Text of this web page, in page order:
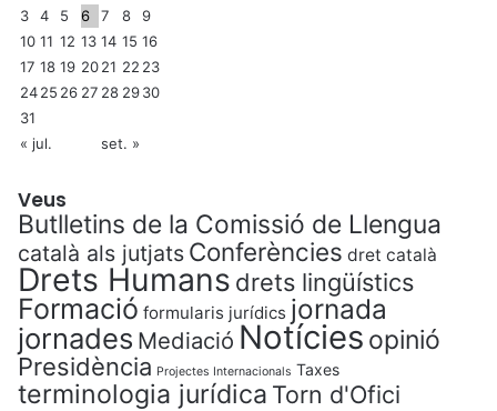
3
4 5 6 7 8
9
10 11 12 13 14 15 16
17 18 19 2021 22 23
2425 26 27 28 2930
31
« jul.
set. »
Veus
Butlletins de la Comissió de Llengua
català als jutjats Conferències dret català
Drets Humans drets lingüístics
Formació formularis jurídics jornada
jornades Mediació Notícies opinió
Presidència Projectes Internacionals Taxes
terminologia jurídica Torn d'Ofici